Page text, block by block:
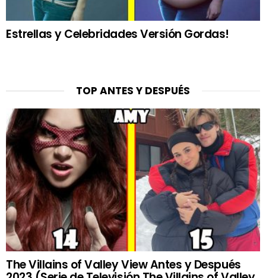
Estrellas y Celebridades Versión Gordas!
TOP ANTES Y DESPUÉS
The Villains of Valley View Antes y Después